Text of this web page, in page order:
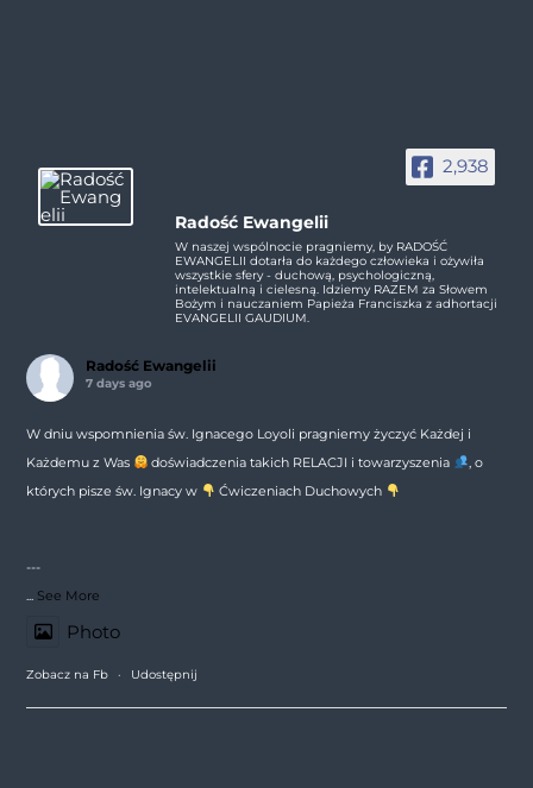
2,938
Radość Ewangelii
W naszej wspólnocie pragniemy, by RADOŚĆ
EWANGELII dotarła do każdego człowieka i ożywiła
wszystkie sfery - duchową, psychologiczną,
intelektualną i cielesną. Idziemy RAZEM za Słowem
Bożym i nauczaniem Papieża Franciszka z adhortacji
EVANGELII GAUDIUM.
Radość Ewangelii
7 days ago
W dniu wspomnienia św. Ignacego Loyoli pragniemy życzyć Każdej i
Każdemu z Was
doświadczenia takich RELACJI i towarzyszenia
, o
których pisze św. Ignacy w
Ćwiczeniach Duchowych
---
See More
Photo
Zobacz na Fb · Udostępnij